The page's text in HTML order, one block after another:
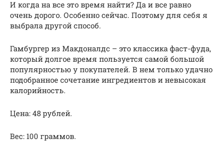
И когда на все это время найти? Да и все равно
очень дорого. Особенно сейчас. Поэтому для себя я
выбрала другой способ.
Гамбургер из Макдоналдс – это классика фаст-фуда,
который долгое время пользуется самой большой
популярностью у покупателей. В нем только удачно
подобранное сочетание ингредиентов и невысокая
калорийность.
Цена: 48 рублей.
Вес: 100 граммов.